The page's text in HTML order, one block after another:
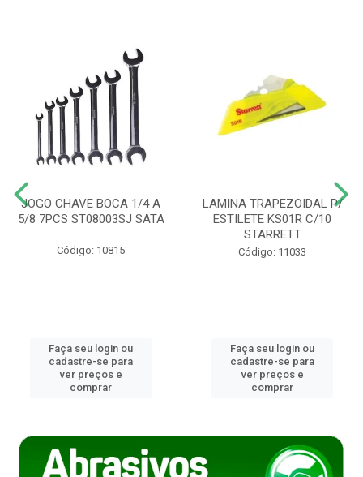
JOGO CHAVE BOCA 1/4 A
5/8 7PCS ST08003SJ SATA
Código: 10815
Faça seu login ou
cadastre-se para
ver preços e
comprar
LAMINA TRAPEZOIDAL P/
ESTILETE KS01R C/10
STARRETT
Código: 11033
Faça seu login ou
cadastre-se para
ver preços e
comprar